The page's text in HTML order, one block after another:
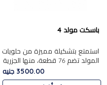
باسكت مولد 4
استمتع بتشكيلة مميزة من حلويات
المولد تضم 76 قطعة، منها الجزرية
بالفول والبندق، علي بابا
بالمكسرات.......
3500.00 جنيه